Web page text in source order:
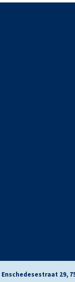
Enschedesestraat 29,